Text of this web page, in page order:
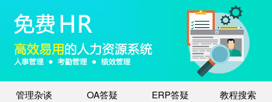
管理杂谈 OA答疑 ERP答疑 教程搜索